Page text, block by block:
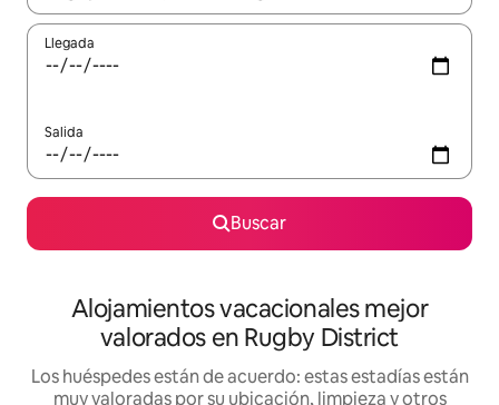
Llegada
Salida
Buscar
Alojamientos vacacionales mejor
valorados en Rugby District
Los huéspedes están de acuerdo: estas estadías están
muy valoradas por su ubicación, limpieza y otros